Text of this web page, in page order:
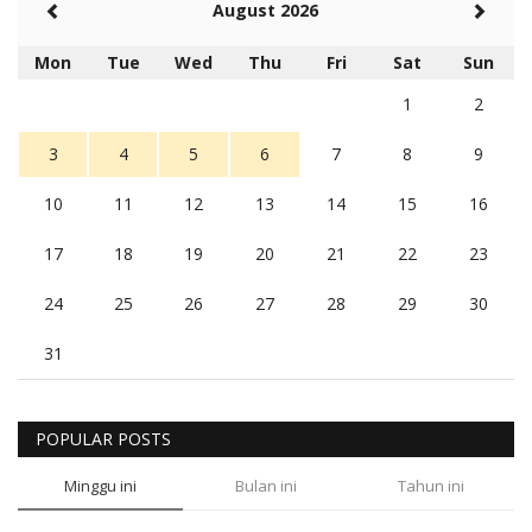
August 2026
Mon Tue Wed Thu Fri Sat
Sun
1
2
3 4 5 6 7 8 9
10 11 12 13 14 15 16
17 18 19 20 21 22 23
24 25 26 27 28 29 30
31
POPULAR POSTS
Minggu ini Bulan ini Tahun ini